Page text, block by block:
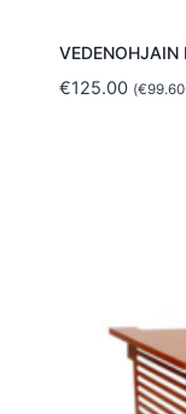
VEDENOHJAIN
€125.00 (€99.60